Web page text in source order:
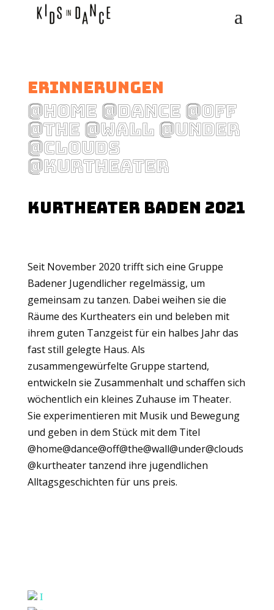
Erinnerungen
@HOME @DANCE @OFF
@THE @WALL @UNDER
@CLOUDS
@KURTHEATER
KURTHEATER BADEN 2021
Seit November 2020 trifft sich eine Gruppe
Badener Jugendlicher regelmässig, um
gemeinsam zu tanzen. Dabei weihen sie die
Räume des Kurtheaters ein und beleben mit
ihrem guten Tanzgeist für ein halbes Jahr das
fast still gelegte Haus. Als
zusammengewürfelte Gruppe startend,
entwickeln sie Zusammenhalt und schaffen sich
wöchentlich ein kleines Zuhause im Theater.
Sie experimentieren mit Musik und Bewegung
und geben in dem Stück mit dem Titel
@home@dance@off@the@wall@under@clouds
@kurtheater tanzend ihre jugendlichen
Alltagsgeschichten für uns preis.